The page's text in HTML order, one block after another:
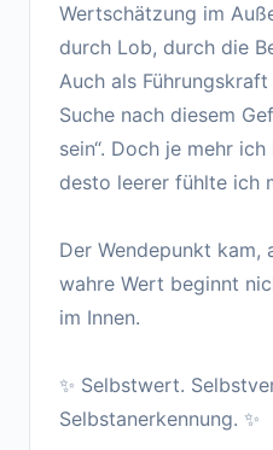
Wertschätzung im
durch Lob, durch die
Auch als
Suche nach diesem
sein“. Doch je mehr
desto leerer fühlte ich
Der Wendepunkt kam,
wahre Wert beginnt
im Innen.
✨ Selbstwert.
Selbstanerkennung. ✨